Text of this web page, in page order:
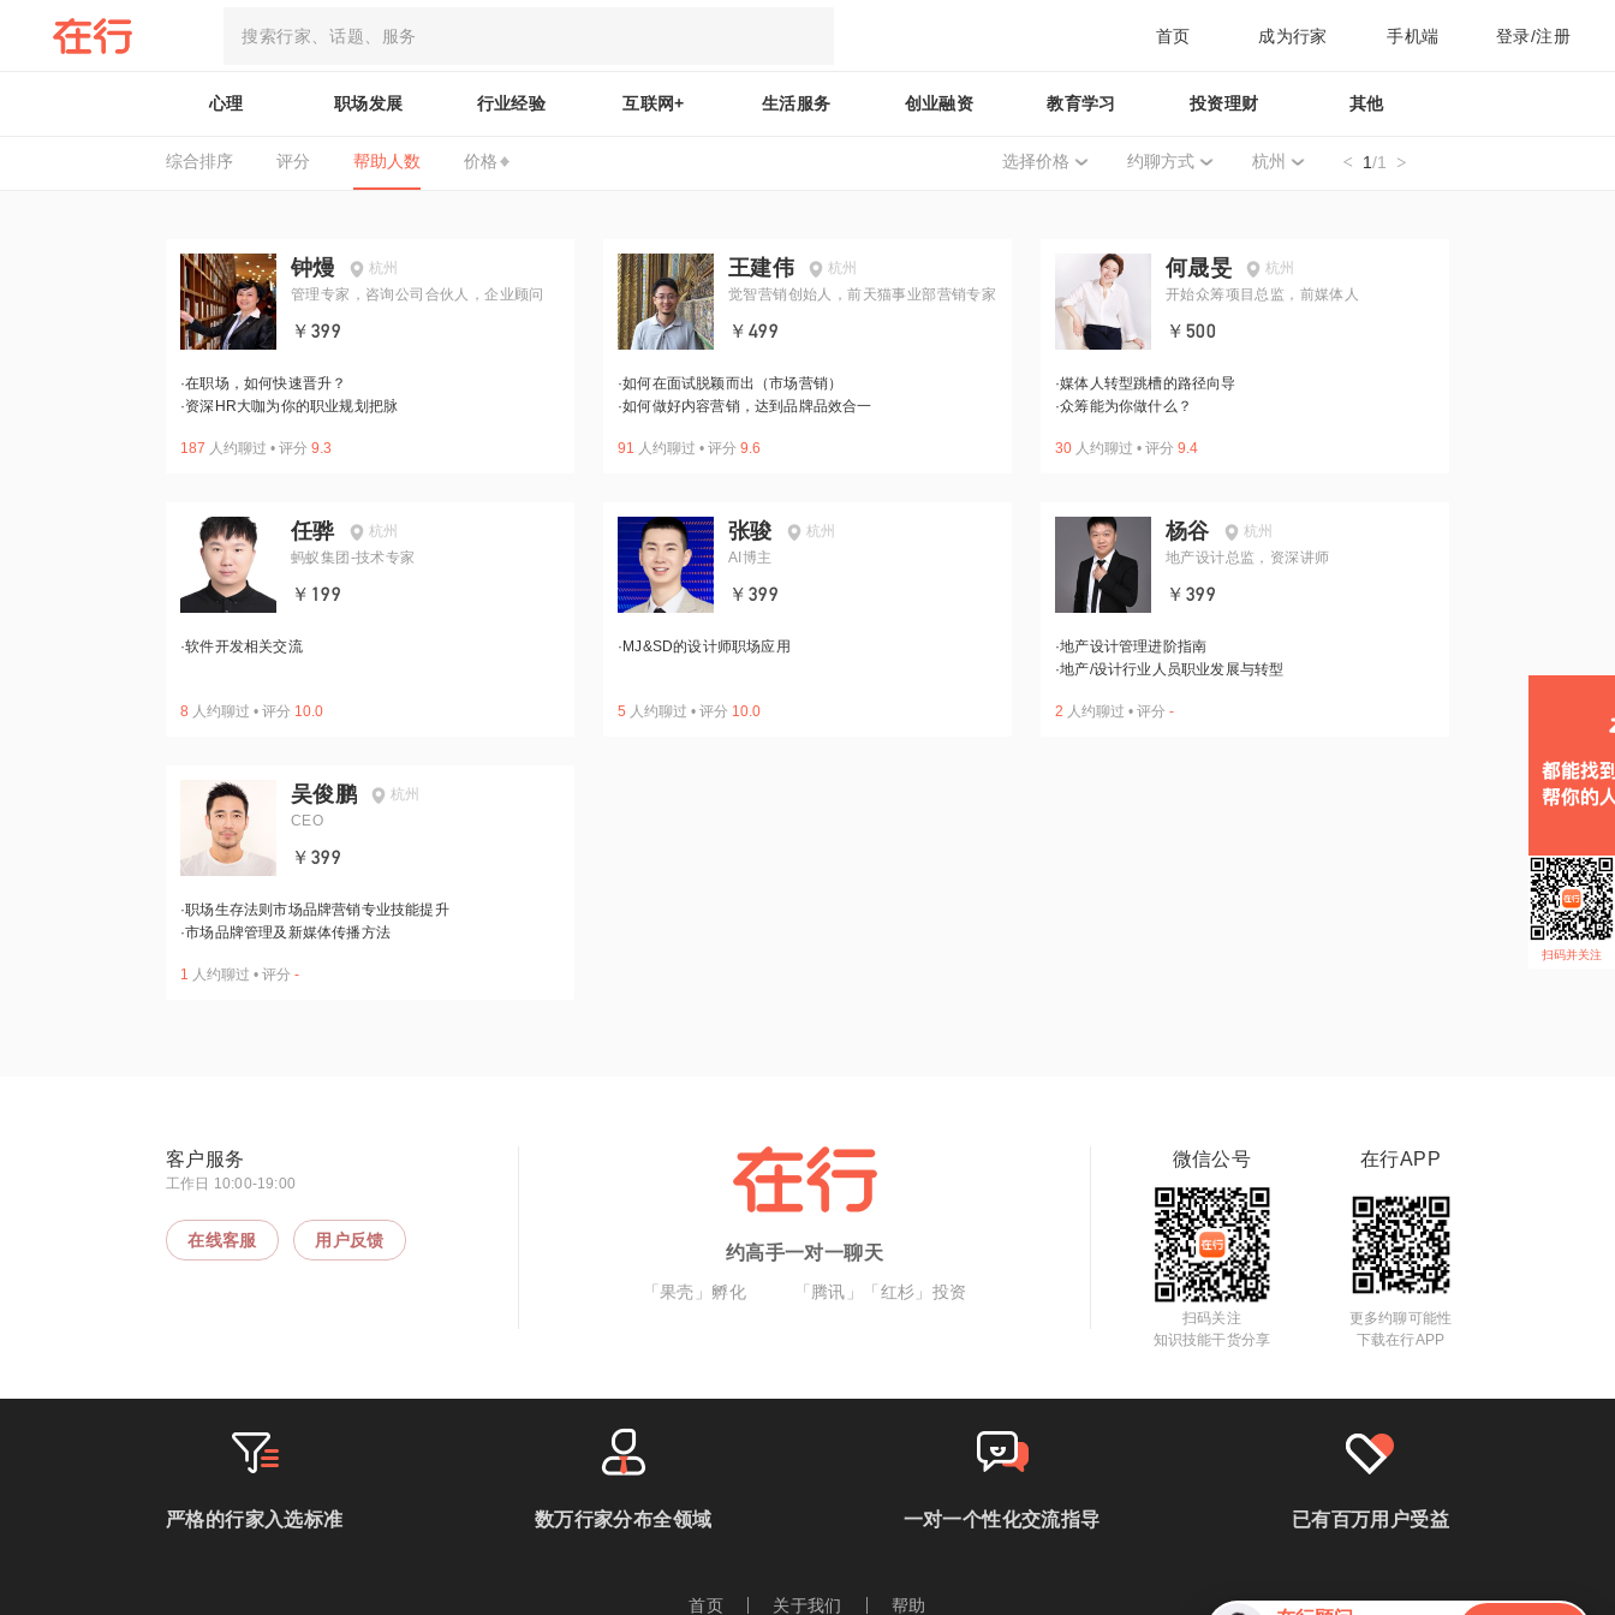
首页 成为行家 手机端 登录/注册
心理 职场发展 行业经验 互联网+ 生活服务 创业融资 教育学习 投资理财 其他
综合排序 评分 帮助人数 价格 选择价格 约聊方式 杭州 1/1
钟熳
杭州
管理专家，咨询公司合伙人，企业顾问
￥399
·在职场，如何快速晋升？
·资深HR大咖为你的职业规划把脉
187 人约聊过 • 评分 9.3
王建伟
杭州
觉智营销创始人，前天猫事业部营销专家
￥499
·如何在面试脱颖而出（市场营销）
·如何做好内容营销，达到品牌品效合一
91 人约聊过 • 评分 9.6
何晟旻
杭州
开始众筹项目总监，前媒体人
￥500
·媒体人转型跳槽的路径向导
·众筹能为你做什么？
30 人约聊过 • 评分 9.4
任骅
杭州
蚂蚁集团-技术专家
￥199
·软件开发相关交流
8 人约聊过 • 评分 10.0
张骏
杭州
AI博主
￥399
· MJ&SD的设计师职场应用
5 人约聊过 • 评分 10.0
杨谷
杭州
地产设计总监，资深讲师
￥399
·地产设计管理进阶指南
·地产/设计行业人员职业发展与转型
2 人约聊过 • 评分 -
吴俊鹏
杭州
CEO
￥399
·职场生存法则市场品牌营销专业技能提升
·市场品牌管理及新媒体传播方法
1 人约聊过 • 评分 -
扫码并关注
客户服务
工作日 10:00-19:00
在线客服 用户反馈
约高手一对一聊天
「果壳」孵化 「腾讯」「红杉」投资
微信公号
扫码关注
知识技能干货分享
在行APP
更多约聊可能性
下载在行APP
严格的行家入选标准 数万行家分布全领域 一对一个性化交流指导 已有百万用户受益
首页 关于我们 帮助